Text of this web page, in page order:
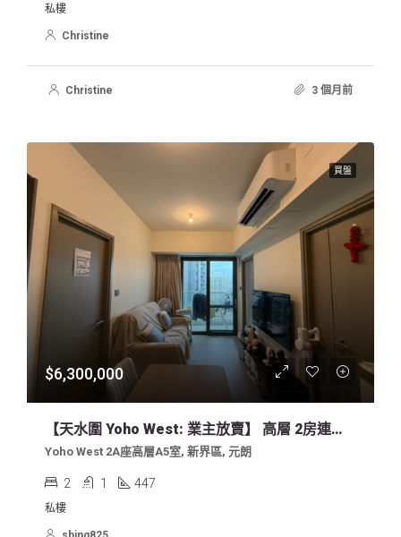
私樓
Christine
Christine 3 個月前
買盤
$6,300,000
【天水圍 Yoho West: 業主放賣】 高層 2房連儲物室 歡迎約睇 630萬
Yoho West 2A座高層A5室, 新界區, 元朗
2 1 447
私樓